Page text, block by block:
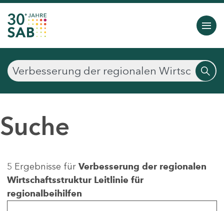
Suche
5 Ergebnisse für Verbesserung der regionalen
Wirtschaftsstruktur Leitlinie für
regionalbeihilfen